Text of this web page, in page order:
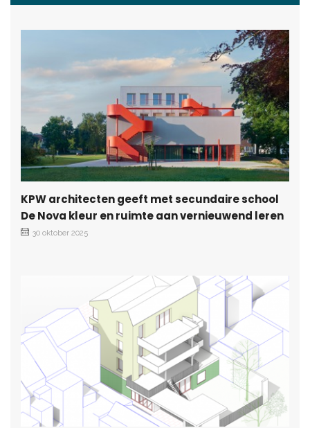
KPW architecten geeft met secundaire school
De Nova kleur en ruimte aan vernieuwend leren
30 oktober 2025